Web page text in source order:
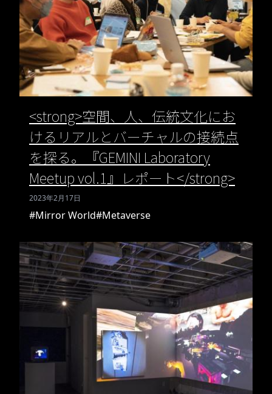
<strong>空間、人、伝統文化にお
けるリアルとバーチャルの接続点
を探る。『GEMINI Laboratory
Meetup vol.1』レポート</strong>
2023年2月17日
#Mirror World#Metaverse